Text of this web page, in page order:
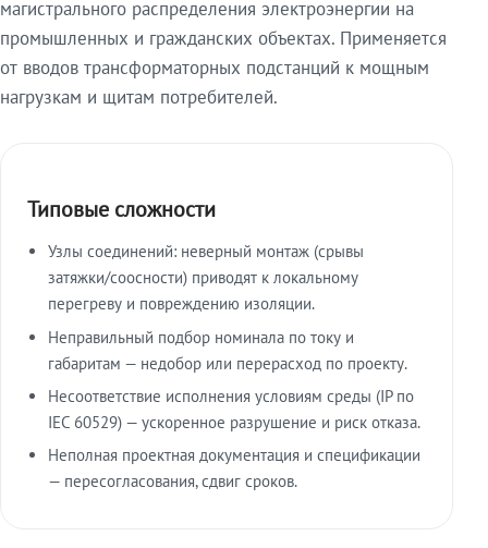
магистрального распределения электроэнергии на
промышленных и гражданских объектах. Применяется
от вводов трансформаторных подстанций к мощным
нагрузкам и щитам потребителей.
Типовые сложности
Узлы соединений: неверный монтаж (срывы
затяжки/соосности) приводят к локальному
перегреву и повреждению изоляции.
Неправильный подбор номинала по току и
габаритам — недобор или перерасход по проекту.
Несоответствие исполнения условиям среды (IP по
IEC 60529) — ускоренное разрушение и риск отказа.
Неполная проектная документация и спецификации
— пересогласования, сдвиг сроков.